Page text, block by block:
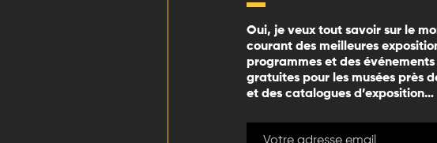
Oui, je veux tout savoir sur le
courant des meilleures
programmes et des
gratuites pour les musées près
et des catalogues d’exposition…